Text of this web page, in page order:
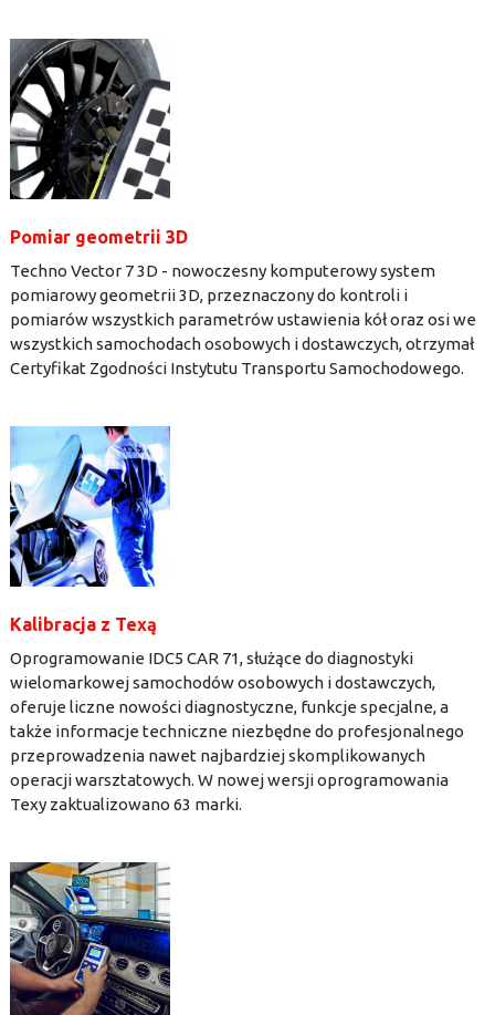
Pomiar geometrii 3D
Techno Vector 7 3D - nowoczesny komputerowy system
pomiarowy geometrii 3D, przeznaczony do kontroli i
pomiarów wszystkich parametrów ustawienia kół oraz osi we
wszystkich samochodach osobowych i dostawczych, otrzymał
Certyfikat Zgodności Instytutu Transportu Samochodowego.
Kalibracja z Texą
Oprogramowanie IDC5 CAR 71, służące do diagnostyki
wielomarkowej samochodów osobowych i dostawczych,
oferuje liczne nowości diagnostyczne, funkcje specjalne, a
także informacje techniczne niezbędne do profesjonalnego
przeprowadzenia nawet najbardziej skomplikowanych
operacji warsztatowych. W nowej wersji oprogramowania
Texy zaktualizowano 63 marki.